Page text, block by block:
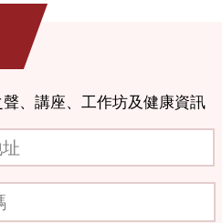
、講座、工作坊及健康資訊